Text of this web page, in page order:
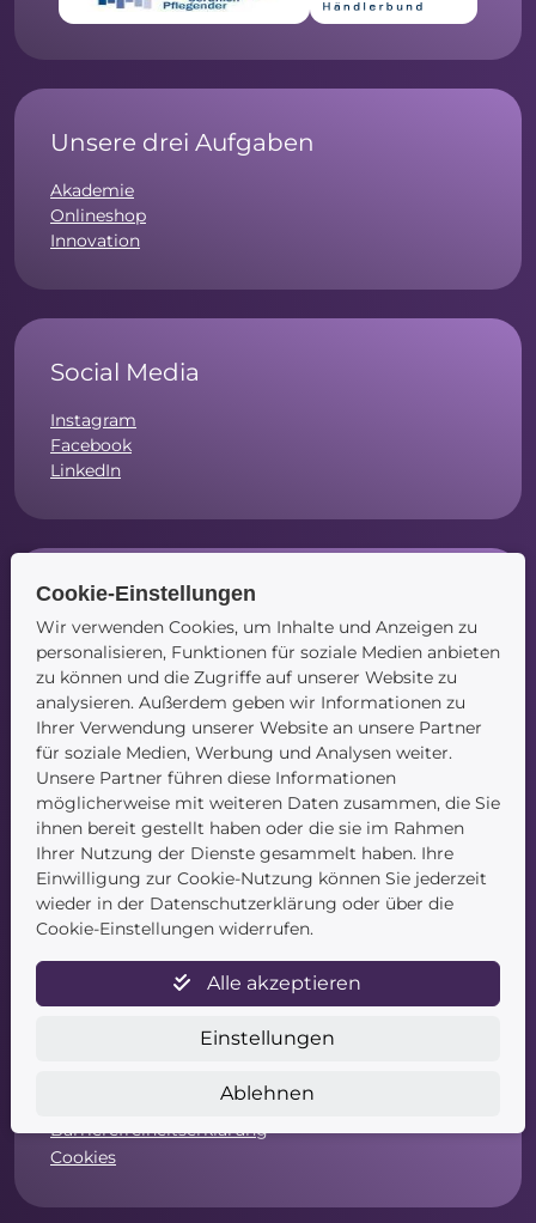
Unsere drei Aufgaben
Akademie
Onlineshop
Innovation
Social Media
Instagram
Facebook
LinkedIn
Navigation
Startseite
Blog
Kontakt
Service
Newsletter
Datenschutz
Widerrufsformular
Barrierefreiheitserklärung
Cookies
Cookie-Einstellungen
Wir verwenden Cookies, um Inhalte und Anzeigen zu
personalisieren, Funktionen für soziale Medien anbieten
zu können und die Zugriffe auf unserer Website zu
analysieren. Außerdem geben wir Informationen zu
Ihrer Verwendung unserer Website an unsere Partner
für soziale Medien, Werbung und Analysen weiter.
Unsere Partner führen diese Informationen
möglicherweise mit weiteren Daten zusammen, die Sie
ihnen bereit gestellt haben oder die sie im Rahmen
Ihrer Nutzung der Dienste gesammelt haben. Ihre
Einwilligung zur Cookie-Nutzung können Sie jederzeit
wieder in der Datenschutzerklärung oder über die
Cookie-Einstellungen widerrufen.
Alle akzeptieren
Einstellungen
Ablehnen